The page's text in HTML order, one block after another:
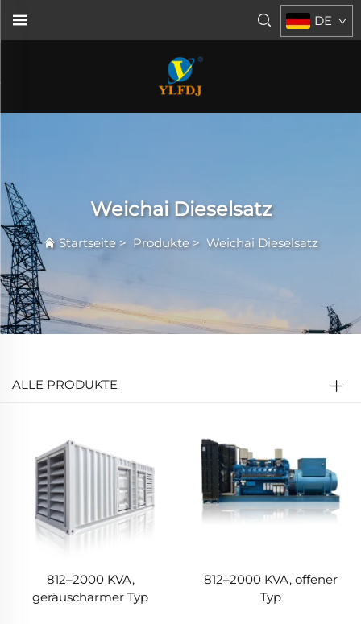
DE
Weichai Dieselsatz
Startseite> Produkte> Weichai Dieselsatz
ALLE PRODUKTE
812–2000 KVA,
geräuscharmer Typ
812–2000 KVA, offener
Typ